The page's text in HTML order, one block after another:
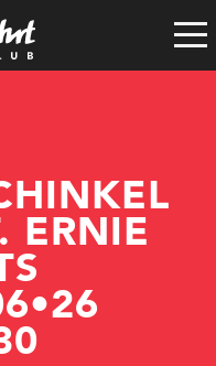
ERNIE